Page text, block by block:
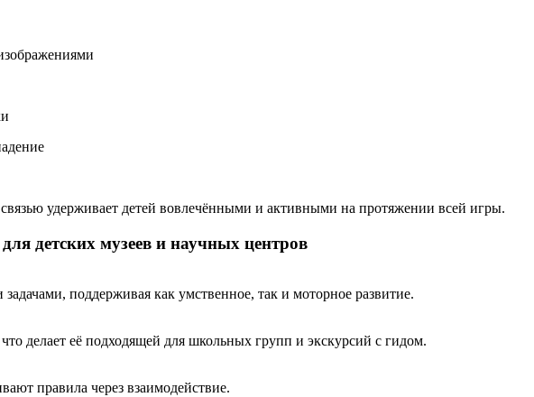
удерживает детей вовлечёнными и активными на протяжении всей игры.
детских музеев и научных центров
поддерживая как умственное, так и моторное развитие.
делает её подходящей для школьных групп и экскурсий с гидом.
правила через взаимодействие.